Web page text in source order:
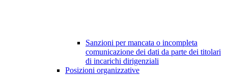
Sanzioni per mancata o incompleta
comunicazione dei dati da parte dei titolari
di incarichi dirigenziali
Posizioni organizzative